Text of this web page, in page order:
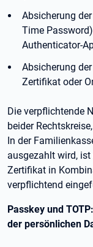
Absicherung
Time
Authenticator-
Absicherung
Zertifikat oder
Die verpflichtende
beider
In der
ausgezahlt wird, ist
Zertifikat in
verpflichtend
Passkey und
der persönlichen